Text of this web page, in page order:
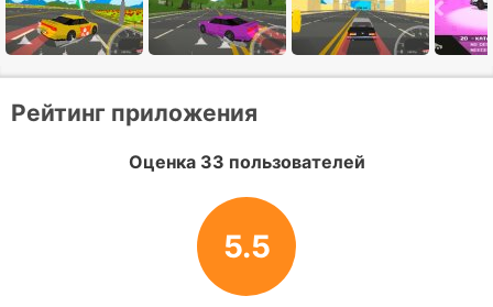
Рейтинг приложения
Оценка 33 пользователей
5.5